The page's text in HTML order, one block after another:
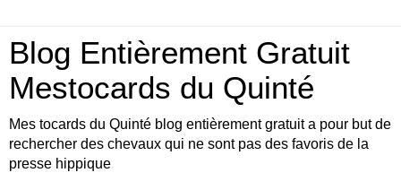
Blog Entièrement Gratuit
Mestocards du Quinté
Mes tocards du Quinté blog entièrement gratuit a pour but de
rechercher des chevaux qui ne sont pas des favoris de la
presse hippique